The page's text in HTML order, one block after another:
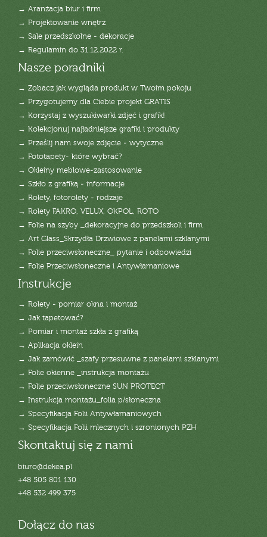
→ Aranżacja biur i firm
→ Projektowanie wnętrz
→ Sale przedszkolne - dekoracje
→ Regulamin do 31.12.2022 r.
Nasze poradniki
→ Zobacz jak wygląda produkt w Twoim pokoju
→ Przygotujemy dla Ciebie projekt GRATIS
→ Korzystaj z wyszukiwarki zdjęć i grafik!
→ Kolekcjonuj najładniejsze grafiki i produkty
→ Prześlij nam swoje zdjęcie - wytyczne
→ Fototapety- które wybrać?
→ Okleiny meblowe-zastosowanie
→ Szkło z grafiką - informacje
→ Rolety, fotorolety - rodzaje
→ Rolety FAKRO, VELUX, OKPOL, ROTO
→ Folie na szyby _dekoracyjne do przedszkoli i firm
→ Art Glass_Skrzydła Drzwiowe z panelami szklanymi
→ Folie przeciwsłoneczne_ pytanie i odpowiedzi
→ Folie Przeciwsłoneczne i Antywłamaniowe
Instrukcje
→ Rolety - pomiar okna i montaż
→ Jak tapetować?
→ Pomiar i montaż szkła z grafiką
→ Aplikacja oklein
→ Jak zamówić _szafy przesuwne z panelami szklanymi
→ Folie okienne _instrukcja montażu
→ Folie przeciwsłoneczne SUN PROTECT
→ Instrukcja montażu_folia p/słoneczna
→ Specyfikacja Folii Antywłamaniowych
→ Specyfikacja Folii mlecznych i szronionych PZH
Skontaktuj się z nami
biuro@dekea.pl
+48 505 801 130
+48 532 499 375
Dołącz do nas